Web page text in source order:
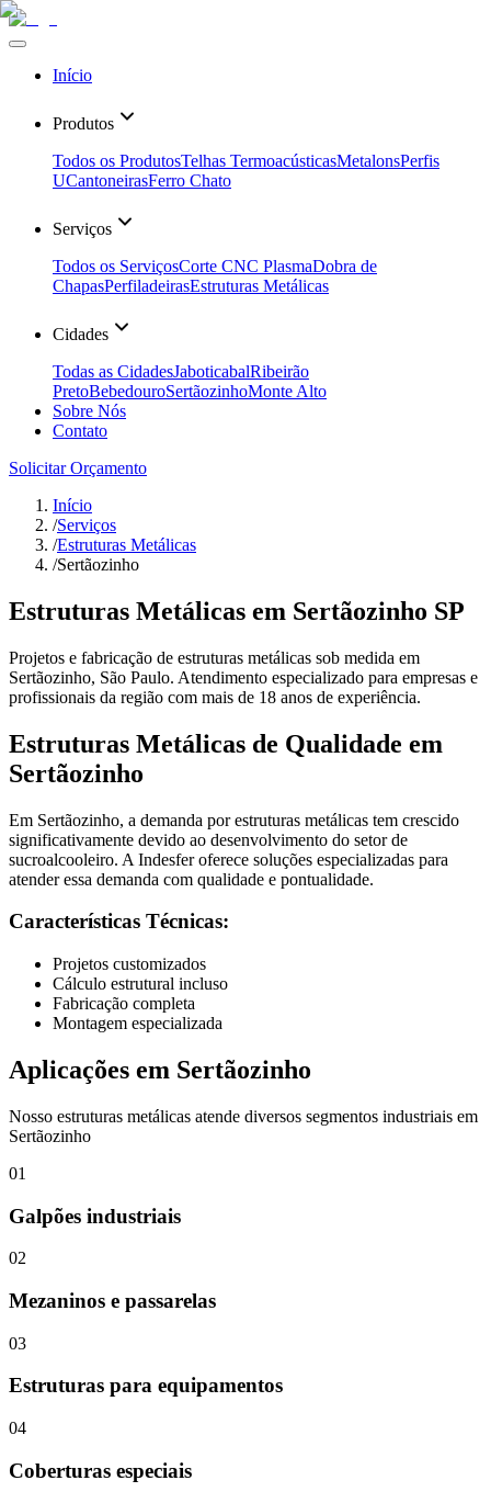
Início
Produtos
Todos os ProdutosTelhas TermoacústicasMetalonsPerfis
UCantoneirasFerro Chato
Serviços
Todos os ServiçosCorte CNC PlasmaDobra de
ChapasPerfiladeirasEstruturas Metálicas
Cidades
Todas as CidadesJaboticabalRibeirão
PretoBebedouroSertãozinhoMonte Alto
Sobre Nós
Contato
Solicitar Orçamento
Início
/Serviços
/Estruturas Metálicas
/Sertãozinho
Estruturas Metálicas em Sertãozinho SP
Projetos e fabricação de estruturas metálicas sob medida em
Sertãozinho, São Paulo. Atendimento especializado para empresas e
profissionais da região com mais de 18 anos de experiência.
Estruturas Metálicas de Qualidade em
Sertãozinho
Em Sertãozinho, a demanda porestruturas metálicas tem crescido
significativamente devido ao desenvolvimento do setor de
sucroalcooleiro. A Indesfer oferece soluções especializadas para
atender essa demanda com qualidade e pontualidade.
Características Técnicas:
Projetos customizados
Cálculo estrutural incluso
Fabricação completa
Montagem especializada
Aplicações em Sertãozinho
Nosso estruturas metálicas atende diversos segmentos industriais em
Sertãozinho
01
Galpões industriais
02
Mezaninos e passarelas
03
Estruturas para equipamentos
04
Coberturas especiais